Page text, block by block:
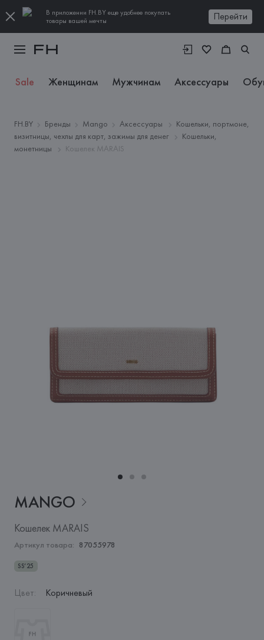
В приложении FH.BY еще удобнее покупать
товары вашей мечты
Перейти
Sale Женщинам Мужчинам Аксессуары
FH.BY Бренды Mango Аксессуары
Кошельки, портмоне,
визитницы, чехлы для карт, зажимы для денег
Кошельки,
монетницы
Кошелек MARAIS
MANGO
Кошелек MARAIS
Артикул товара: 87055978
SS’25
Цвет: Коричневый